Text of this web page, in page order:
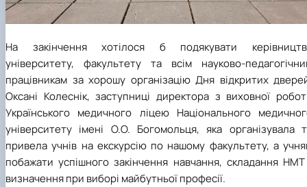
На закінчення хотілося б подякувати
університету, факультету та всім науково-
працівникам за хорошу організацію Дня відкритих
Оксані Колеснік, заступниці директора з виховної
Українського медичного ліцею Національного
університету імені О.О. Богомольця, яка організувала
привела учнів на екскурсію по нашому факультету, а
побажати успішного закінчення навчання, складання НМТ
визначення при виборі майбутньої професії.